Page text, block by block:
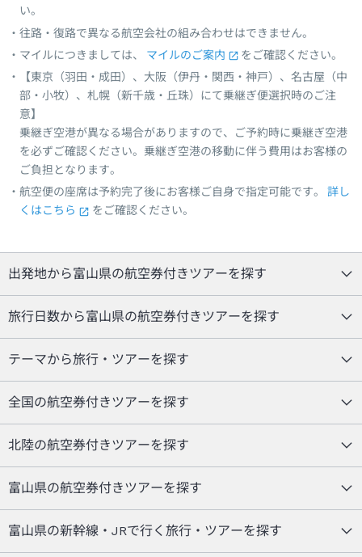
い。
往路・復路で異なる航空会社の組み合わせはできません。
マイルにつきましては、
マイルのご案内
をご確認ください。
【東京（羽田・成田）、大阪（伊丹・関西・神戸）、名古屋（中
部・小牧）、札幌（新千歳・丘珠）にて乗継ぎ便選択時のご注
意】
乗継ぎ空港が異なる場合がありますので、ご予約時に乗継ぎ空港
を必ずご確認ください。乗継ぎ空港の移動に伴う費用はお客様の
ご負担となります。
航空便の座席は予約完了後にお客様ご自身で指定可能です。
詳し
くはこちら
をご確認ください。
出発地から富山県の航空券付きツアーを探す
旅行日数から富山県の航空券付きツアーを探す
テーマから旅行・ツアーを探す
全国の航空券付きツアーを探す
北陸の航空券付きツアーを探す
富山県の航空券付きツアーを探す
富山県の新幹線・JRで行く旅行・ツアーを探す